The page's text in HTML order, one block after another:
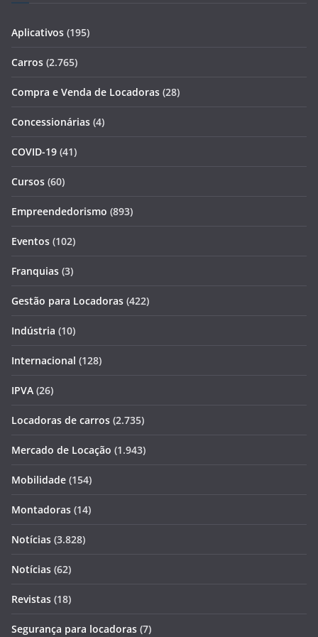
Aplicativos (195)
Carros (2.765)
Compra e Venda de Locadoras (28)
Concessionárias (4)
COVID-19 (41)
Cursos (60)
Empreendedorismo (893)
Eventos (102)
Franquias (3)
Gestão para Locadoras (422)
Indústria (10)
Internacional (128)
IPVA (26)
Locadoras de carros (2.735)
Mercado de Locação (1.943)
Mobilidade (154)
Montadoras (14)
Notícias (3.828)
Notícias (62)
Revistas (18)
Segurança para locadoras (7)